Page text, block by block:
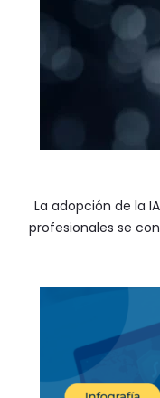
La adopción de la
profesionales se